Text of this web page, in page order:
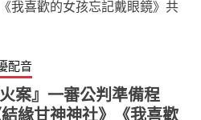
配音
案』一審公判準備程
緣甘神神社》《我喜歡